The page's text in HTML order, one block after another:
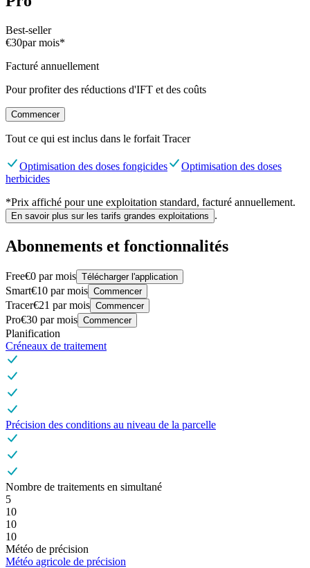
Best-seller
€30par mois*
Facturé annuellement
Pour profiter des réductions d'IFT et des coûts
Commencer
Tout ce qui est inclus dans le forfait Tracer
Optimisation des doses fongicides
Optimisation des doses
herbicides
*Prix affiché pour une exploitation standard, facturé annuellement.
En savoir plus sur les tarifs grandes exploitations .
Abonnements et fonctionnalités
Free€0 par mois Télécharger l'application
Smart€10 par mois Commencer
Tracer€21 par mois Commencer
Pro€30 par mois Commencer
Planification
Créneaux de traitement
Précision des conditions au niveau de la parcelle
Nombre de traitements en simultané
5
10
10
10
Météo de précision
Météo agricole de précision